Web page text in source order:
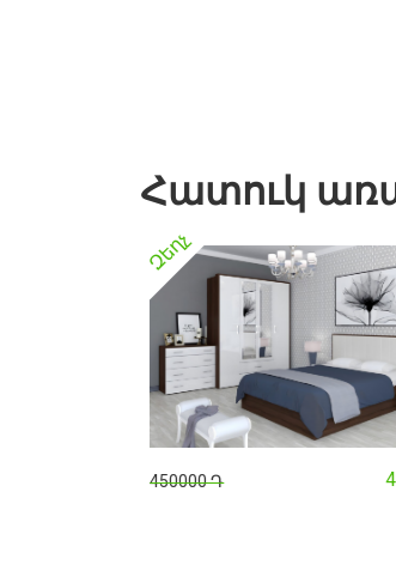
Հատուկ
Զեղչ
450000 Դ